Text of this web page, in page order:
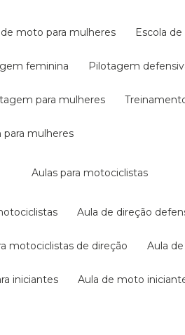
de moto para mulheres escola
feminina pilotagem
para mulheres
para mulheres
aulas para motociclistas
aula de direção
motociclistas de direção aula
iniciantes aula de moto